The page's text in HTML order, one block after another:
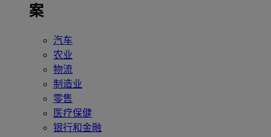
案
汽车
农业
物流
制造业
零售
医疗保健
银行和金融